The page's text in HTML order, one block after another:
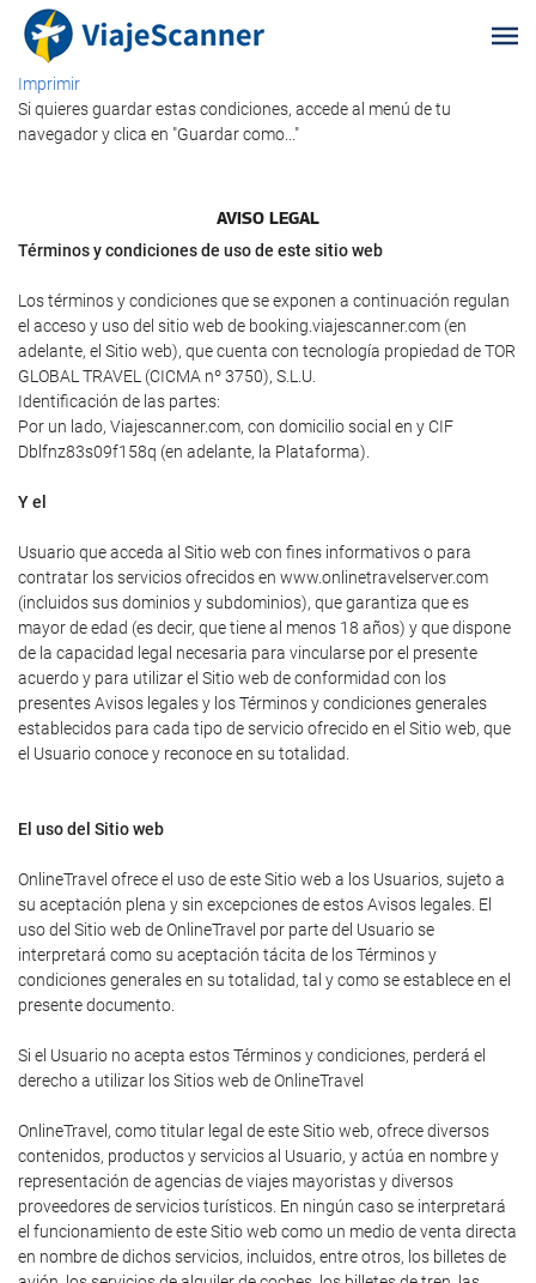
Imprimir
Si quieres guardar estas condiciones, accede al menú de tu
navegador y clica en "Guardar como..."
AVISO LEGAL
Términos y condiciones de uso de este sitio web
Los términos y condiciones que se exponen a continuación regulan
el acceso y uso del sitio web de booking.viajescanner.com (en
adelante, el Sitio web), que cuenta con tecnología propiedad de TOR
GLOBAL TRAVEL (CICMA nº 3750), S.L.U.
Identificación de las partes:
Por un lado, Viajescanner.com, con domicilio social en y CIF
Dblfnz83s09f158q (en adelante, la Plataforma).
Y el
Usuario que acceda al Sitio web con fines informativos o para
contratar los servicios ofrecidos en www.onlinetravelserver.com
(incluidos sus dominios y subdominios), que garantiza que es
mayor de edad (es decir, que tiene al menos 18 años) y que dispone
de la capacidad legal necesaria para vincularse por el presente
acuerdo y para utilizar el Sitio web de conformidad con los
presentes Avisos legales y los Términos y condiciones generales
establecidos para cada tipo de servicio ofrecido en el Sitio web, que
el Usuario conoce y reconoce en su totalidad.
El uso del Sitio web
OnlineTravel ofrece el uso de este Sitio web a los Usuarios, sujeto a
su aceptación plena y sin excepciones de estos Avisos legales. El
uso del Sitio web de OnlineTravel por parte del Usuario se
interpretará como su aceptación tácita de los Términos y
condiciones generales en su totalidad, tal y como se establece en el
presente documento.
Si el Usuario no acepta estos Términos y condiciones, perderá el
derecho a utilizar los Sitios web de OnlineTravel
OnlineTravel, como titular legal de este Sitio web, ofrece diversos
contenidos, productos y servicios al Usuario, y actúa en nombre y
representación de agencias de viajes mayoristas y diversos
proveedores de servicios turísticos. En ningún caso se interpretará
el funcionamiento de este Sitio web como un medio de venta directa
en nombre de dichos servicios, incluidos, entre otros, los billetes de